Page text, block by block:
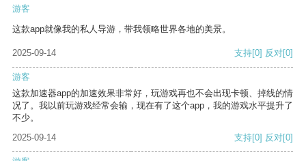
游客
这款app就像我的私人导游，带我领略世界各地的美景。
2025-09-14 支持[0] 反对[0]
游客
这款加速器app的加速效果非常好，玩游戏再也不会出现卡顿、掉线的情
况了。我以前玩游戏经常会输，现在有了这个app，我的游戏水平提升了
不少。
2025-09-14
支持[0] 反对[0]